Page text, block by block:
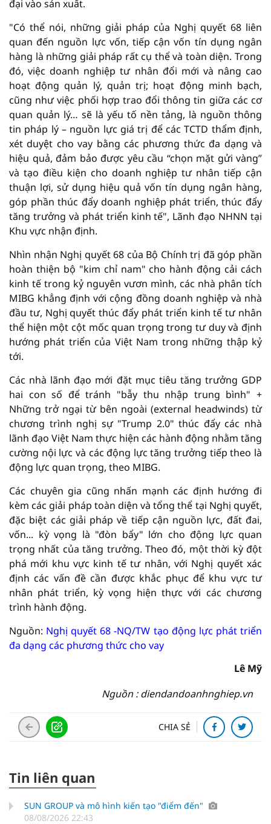
đại vào sản xuất.
"Có thể nói, những giải pháp của Nghị quyết 68 liên
quan đến nguồn lực vốn, tiếp cận vốn tín dụng ngân
hàng là những giải pháp rất cụ thể và toàn diện. Trong
đó, việc doanh nghiệp tư nhân đổi mới và nâng cao
hoạt động quản lý, quản trị; hoạt động minh bạch,
cũng như việc phối hợp trao đổi thông tin giữa các cơ
quan quản lý… sẽ là yếu tố nền tảng, là nguồn thông
tin pháp lý – nguồn lực giá trị để các TCTD thẩm định,
xét duyệt cho vay bằng các phương thức đa dạng và
hiệu quả, đảm bảo được yêu cầu “chọn mặt gửi vàng”
và tạo điều kiện cho doanh nghiệp tư nhân tiếp cận
thuận lợi, sử dụng hiệu quả vốn tín dụng ngân hàng,
góp phần thúc đẩy doanh nghiệp phát triển, thúc đẩy
tăng trưởng và phát triển kinh tế", Lãnh đạo NHNN tại
Khu vực nhận định.
Nhìn nhận Nghị quyết 68 của Bộ Chính trị đã góp phần
hoàn thiện bộ "kim chỉ nam" cho hành động cải cách
kinh tế trong kỷ nguyên vươn mình, các nhà phân tích
MIBG khẳng định với cộng đồng doanh nghiệp và nhà
đầu tư, Nghị quyết thúc đẩy phát triển kinh tế tư nhân
thể hiện một cột mốc quan trọng trong tư duy và định
hướng phát triển của Việt Nam trong những thập kỷ
tới.
Các nhà lãnh đạo mới đặt mục tiêu tăng trưởng GDP
hai con số để tránh "bẫy thu nhập trung bình" +
Những trở ngại từ bên ngoài (external headwinds) từ
chương trình nghị sự "Trump 2.0" thúc đẩy các nhà
lãnh đạo Việt Nam thực hiện các hành động nhằm tăng
cường nội lực và các động lực tăng trưởng tiếp theo là
động lực quan trọng, theo MIBG.
Các chuyên gia cũng nhấn mạnh các định hướng đi
kèm các giải pháp toàn diện và tổng thể tại Nghị quyết,
đặc biệt các giải pháp về tiếp cận nguồn lực, đất đai,
vốn... kỳ vọng là "đòn bẩy" lớn cho động lực quan
trọng nhất của tăng trưởng. Theo đó, một thời kỳ đột
phá mới khu vực kinh tế tư nhân, với Nghị quyết xác
định các vấn đề cần được khắc phục để khu vực tư
nhân phát triển, kỳ vọng hiện thực với các chương
trình hành động.
Nguồn: Nghị quyết 68 -NQ/TW tạo động lực phát triển
đa dạng các phương thức cho vay
Lê Mỹ
Nguồn : diendandoanhnghiep.vn
CHIA SẺ
Tin liên quan
SUN GROUP và mô hình kiến tạo "điểm đến"
08/08/2026 22:43